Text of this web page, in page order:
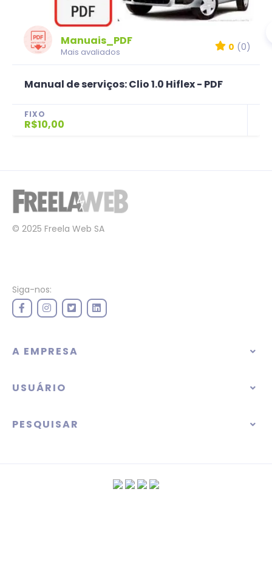
Manuais_PDF
Mais avaliados 0 (0)
Manual de serviços: Clio 1.0 Hiflex - PDF
FIXO
R$10,00
© 2025 Freela Web SA
Siga-nos:
A EMPRESA
USUÁRIO
PESQUISAR